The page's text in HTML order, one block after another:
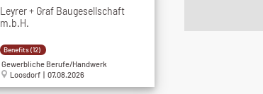
Leyrer + Graf Baugesellschaft
m.b.H.
Benefits (12)
Gewerbliche Berufe/Handwerk
Loosdorf | 07.08.2026